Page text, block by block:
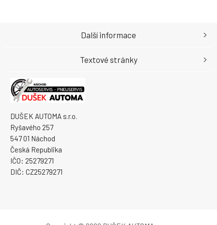
DUŠEK AUTOMA s.r.o.
Ryšavého 257
547 01 Náchod
Česká Republika
IČO: 25279271
DIČ: CZ25279271
Další informace
Textové stránky